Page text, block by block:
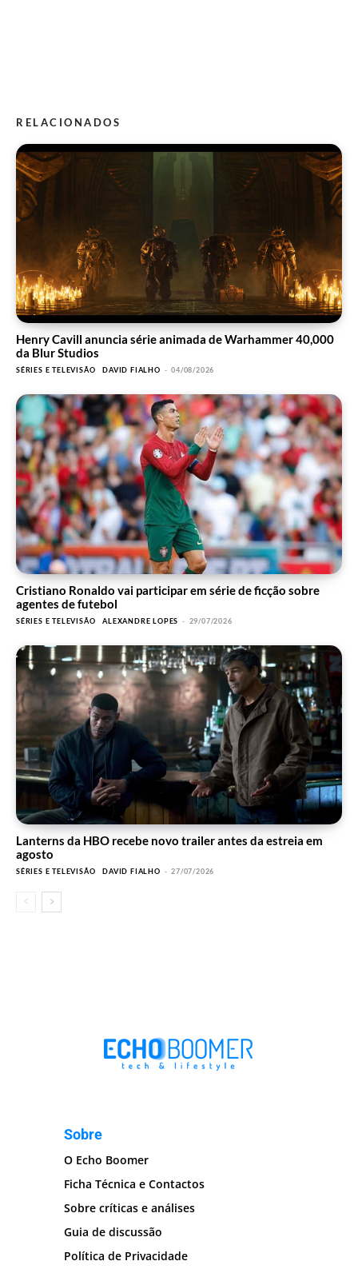
RELACIONADOS
Henry Cavill anuncia série animada de Warhammer 40,000
da Blur Studios
SÉRIES E TELEVISÃO DAVID FIALHO - 04/08/2026
Cristiano Ronaldo vai participar em série de ficção sobre
agentes de futebol
SÉRIES E TELEVISÃO ALEXANDRE LOPES - 29/07/2026
Lanterns da HBO recebe novo trailer antes da estreia em
agosto
SÉRIES E TELEVISÃO DAVID FIALHO - 27/07/2026
Sobre
O Echo Boomer
Ficha Técnica e Contactos
Sobre críticas e análises
Guia de discussão
Política de Privacidade